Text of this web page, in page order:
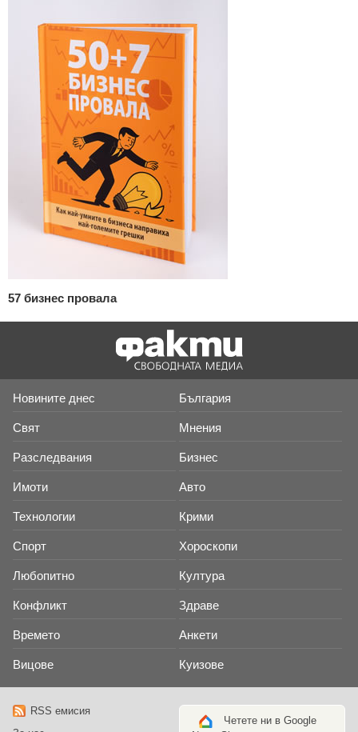
57 бизнес провала
Новините днес България
Свят Мнения
Разследвания Бизнес
Имоти Авто
Технологии Крими
Спорт Хороскопи
Любопитно Култура
Конфликт Здраве
Времето Анкети
Вицове Куизове
RSS емисия
Четете ни в Google